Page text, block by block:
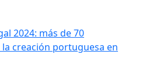
2024: más de 70
creación portuguesa en